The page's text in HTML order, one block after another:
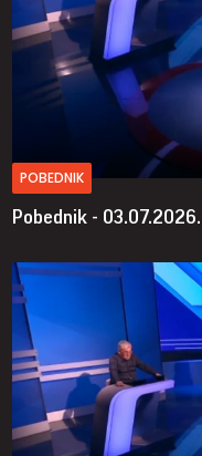
POBEDNIK
Pobednik - 03.07.2026.